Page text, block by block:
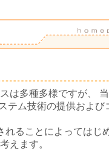
は多種多様ですが、
テム技術の提供および
ることによってはじ
えます。